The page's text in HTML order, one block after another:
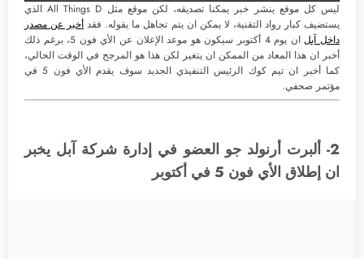
ليس كل موقع ينشر خبر يمكنا تصديقه، لكن موقع مثل All Things D الذي
يستضيف كبار رواد التقنية، لا يمكن ان يتم تجاهل ما يقوله. فقد أخبر عن مصدر
داخل آبل
ان يوم 4 أكتوبر سيكون هو موعد الإعلان عن الأي فون 5، برغم ذلك
أخبر ان هذا المعاد من الممكن ان يتغير لكن هذا هو المرجح في الوقت الحالي،
كما أخبر ان تيم كوك الرئيس التنفيذي الجديد سوف يقدم الأي فون 5 في
مؤتمر صحفي.
2- ألبرت أرنولد جو العضو في إدارة شركة آبل يخبر
ان إطلاق الأي فون 5 في أكتوبر